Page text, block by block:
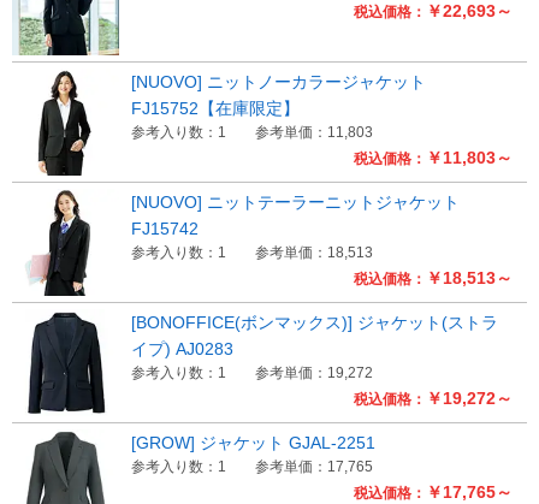
税込価格： ￥22,693～
税込価格： ￥11,803～
[NUOVO] ニットノーカラージャケット
FJ15752【在庫限定】
参考入り数：1 参考単価：11,803
税込価格： ￥18,513～
[NUOVO] ニットテーラーニットジャケット
FJ15742
参考入り数：1 参考単価：18,513
税込価格： ￥19,272～
[BONOFFICE(ボンマックス)] ジャケット(ストラ
イプ) AJ0283
参考入り数：1 参考単価：19,272
税込価格： ￥17,765～
[GROW] ジャケット GJAL-2251
参考入り数：1 参考単価：17,765